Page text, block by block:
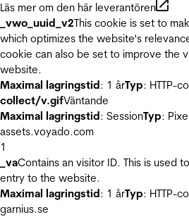
Läs mer om den här leverantören
_vwo_uuid_v2This cookie is set to
which optimizes the website's
cookie can also be set to improve the
website.
Maximal lagringstid: 1 årTyp: HTTP-
collect/v.gifVäntande
Maximal lagringstid: SessionTyp:
assets.voyado.com
1
_vaContains an visitor ID. This is used
entry to the website.
Maximal lagringstid: 1 årTyp: HTTP-
garnius.se